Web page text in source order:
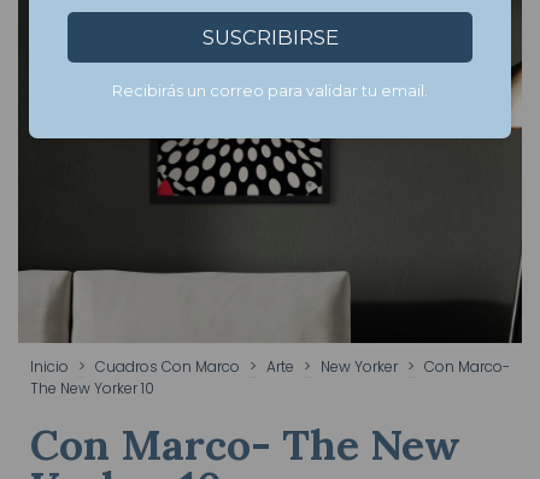
Inicio > Cuadros Con Marco > Arte > New Yorker > Con Marco-
The New Yorker 10
Con Marco- The New
SUSCRIBIRSE
Recibirás un correo para validar tu email.